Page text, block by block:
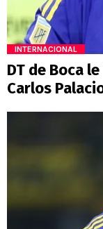
INTERNACIONAL
DT de Boca
Carlos